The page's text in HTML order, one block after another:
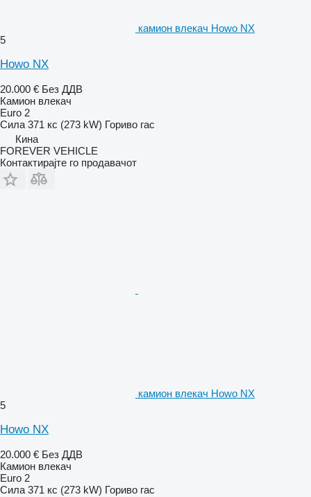
камион влекач Howo NX
5
Howo NX
20.000 € Без ДДВ
Камион влекач
Euro 2
Сила 371 кс (273 kW) Гориво гас
Кина
FOREVER VEHICLE
Контактирајте го продавачот
камион влекач Howo NX
5
Howo NX
20.000 € Без ДДВ
Камион влекач
Euro 2
Сила 371 кс (273 kW) Гориво гас